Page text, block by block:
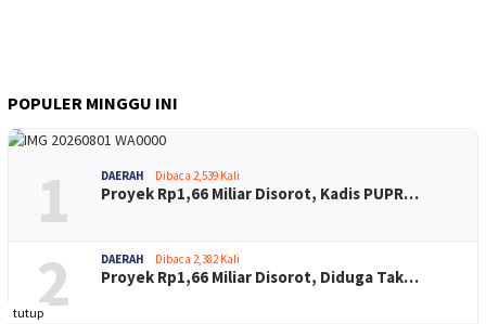
POPULER MINGGU INI
1 DAERAH Dibaca 2,539 Kali
Proyek Rp1,66 Miliar Disorot, Kadis PUPR…
2 DAERAH Dibaca 2,382 Kali
Proyek Rp1,66 Miliar Disorot, Diduga Tak…
tutup